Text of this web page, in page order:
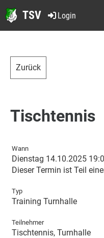
Login
TSV
Zurück
Tischtennis
Wann
Dienstag 14.10.2025
Dieser Termin ist Teil
Typ
Training Turnhalle
Teilnehmer
Tischtennis, Turnhalle